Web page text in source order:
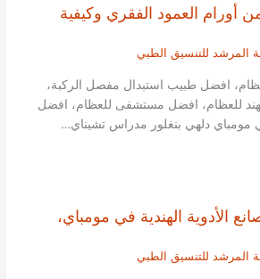
من أورام العمود الفقري وكيفية
المرشد للتنسيق الطبي
افضل طبيب استبدال مفصل الركبة،
للعظام، افضل مستشفى للعظام، افضل
مومباي دلهي بنغلور مدراس تشيناي…
الأدوية الهندية في مومباي،
المرشد للتنسيق الطبي